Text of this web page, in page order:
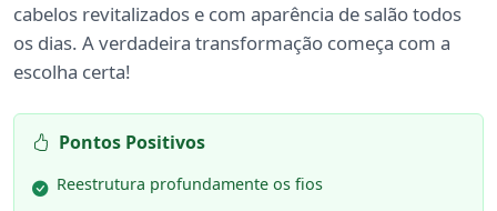
cabelos revitalizados e com aparência de salão todos
os dias. A verdadeira transformação começa com a
escolha certa!
Pontos Positivos
Reestrutura profundamente os fios